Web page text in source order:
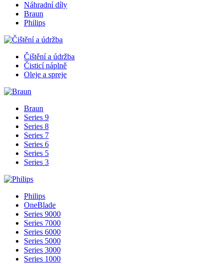
Náhradní díly
Braun
Philips
Čištění a údržba
Čisticí náplně
Oleje a spreje
Braun
Series 9
Series 8
Series 7
Series 6
Series 5
Series 3
Philips
OneBlade
Series 9000
Series 7000
Series 6000
Series 5000
Series 3000
Series 1000